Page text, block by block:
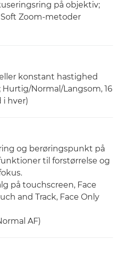
på objektiv;
Zoom-metoder
konstant hastighed
Normal/Langsom, 16
i hver)
og berøringspunkt på
til forstørrelse og
på touchscreen, Face
and Track, Face Only
AF)